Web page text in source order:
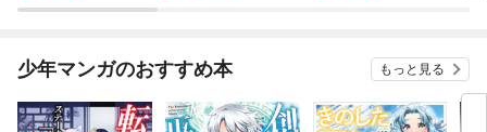
少年マンガのおすすめ本 もっと見る